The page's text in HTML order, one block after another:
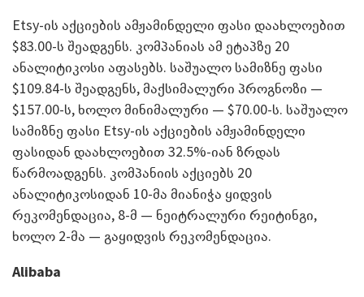
Etsy-ის აქციების ამჟამინდელი ფასი დაახლოებით
$83.00-ს შეადგენს. კომპანიას ამ ეტაპზე 20
ანალიტიკოსი აფასებს. საშუალო სამიზნე ფასი
$109.84-ს შეადგენს, მაქსიმალური პროგნოზი —
$157.00-ს, ხოლო მინიმალური — $70.00-ს. საშუალო
სამიზნე ფასი Etsy-ის აქციების ამჟამინდელი
ფასიდან დაახლოებით 32.5%-იან ზრდას
წარმოადგენს. კომპანიის აქციებს 20
ანალიტიკოსიდან 10-მა მიანიჭა ყიდვის
რეკომენდაცია, 8-მ — ნეიტრალური რეიტინგი,
ხოლო 2-მა — გაყიდვის რეკომენდაცია.
Alibaba